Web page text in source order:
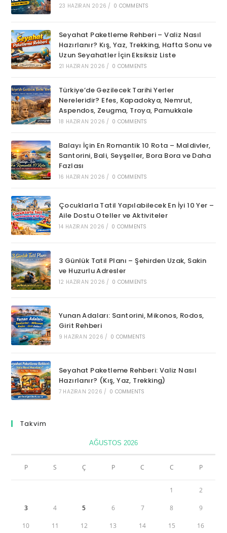
23 HAZIRAN 2026 / 0 COMMENTS
Seyahat Paketleme Rehberi – Valiz Nasıl
Hazırlanır? Kış, Yaz, Trekking, Hafta Sonu ve
Uzun Seyahatler İçin Eksiksiz Liste
21 HAZIRAN 2026 / 0 COMMENTS
Türkiye’de Gezilecek Tarihi Yerler
Nereleridir? Efes, Kapadokya, Nemrut,
Aspendos, Zeugma, Troya, Pamukkale
18 HAZIRAN 2026 / 0 COMMENTS
Balayı İçin En Romantik 10 Rota – Maldivler,
Santorini, Bali, Seyşeller, Bora Bora ve Daha
Fazlası
16 HAZIRAN 2026 / 0 COMMENTS
Çocuklarla Tatil Yapılabilecek En İyi 10 Yer –
Aile Dostu Oteller ve Aktiviteler
14 HAZIRAN 2026 / 0 COMMENTS
3 Günlük Tatil Planı – Şehirden Uzak, Sakin
ve Huzurlu Adresler
12 HAZIRAN 2026 / 0 COMMENTS
Yunan Adaları: Santorini, Mikonos, Rodos,
Girit Rehberi
9 HAZIRAN 2026 / 0 COMMENTS
Seyahat Paketleme Rehberi: Valiz Nasıl
Hazırlanır? (Kış, Yaz, Trekking)
7 HAZIRAN 2026 / 0 COMMENTS
Takvim
AĞUSTOS 2026
P S Ç P C C P
1 2
3 4 5 6 7 8 9
10 11 12 13 14 15 16